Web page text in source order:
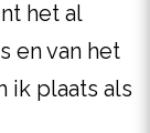
het al
en van het
ik plaats als